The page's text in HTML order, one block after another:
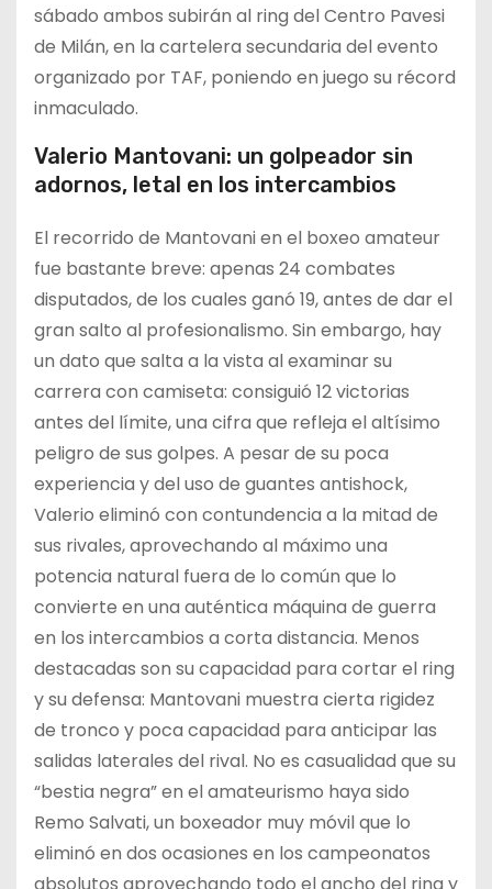
sábado ambos subirán al ring del Centro Pavesi
de Milán, en la cartelera secundaria del evento
organizado por TAF, poniendo en juego su récord
inmaculado.
Valerio Mantovani: un golpeador sin
adornos, letal en los intercambios
El recorrido de Mantovani en el boxeo amateur
fue bastante breve: apenas 24 combates
disputados, de los cuales ganó 19, antes de dar el
gran salto al profesionalismo. Sin embargo, hay
un dato que salta a la vista al examinar su
carrera con camiseta: consiguió 12 victorias
antes del límite, una cifra que refleja el altísimo
peligro de sus golpes. A pesar de su poca
experiencia y del uso de guantes antishock,
Valerio eliminó con contundencia a la mitad de
sus rivales, aprovechando al máximo una
potencia natural fuera de lo común que lo
convierte en una auténtica máquina de guerra
en los intercambios a corta distancia. Menos
destacadas son su capacidad para cortar el ring
y su defensa: Mantovani muestra cierta rigidez
de tronco y poca capacidad para anticipar las
salidas laterales del rival. No es casualidad que su
“bestia negra” en el amateurismo haya sido
Remo Salvati, un boxeador muy móvil que lo
eliminó en dos ocasiones en los campeonatos
absolutos aprovechando todo el ancho del ring y